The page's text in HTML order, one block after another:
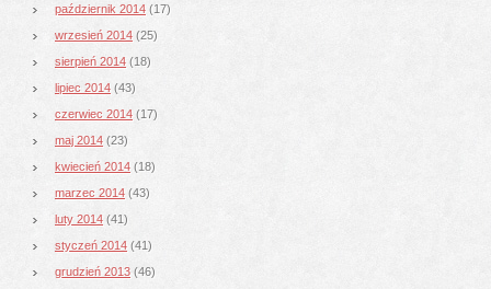
październik 2014 (17)
wrzesień 2014 (25)
sierpień 2014 (18)
lipiec 2014 (43)
czerwiec 2014 (17)
maj 2014 (23)
kwiecień 2014 (18)
marzec 2014 (43)
luty 2014 (41)
styczeń 2014 (41)
grudzień 2013 (46)